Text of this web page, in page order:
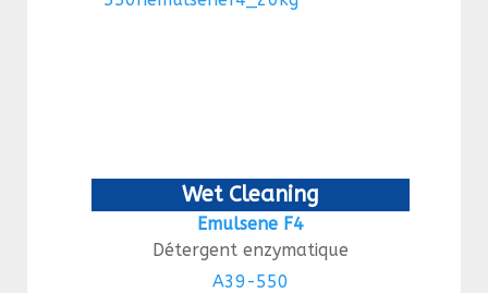
Wet Cleaning
Emulsene F4
Détergent enzymatique
A39-550